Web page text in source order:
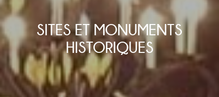
SITES ET MONUMENTS
HISTORIQUES